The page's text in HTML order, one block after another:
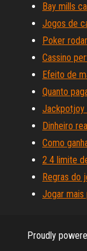
Bay mills
Jogos de
Poker
Cassino
Efeito de
Quanto
Jackpotjoy
Dinheiro
Como
2 4 limite
Regras do
Jogar mais
Proudly